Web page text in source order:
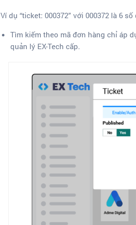
Ví dụ “ticket: 000372” với 000372 là 6
Tìm kiếm theo mã đơn hàng chỉ áp
quản lý EX-Tech cấp.